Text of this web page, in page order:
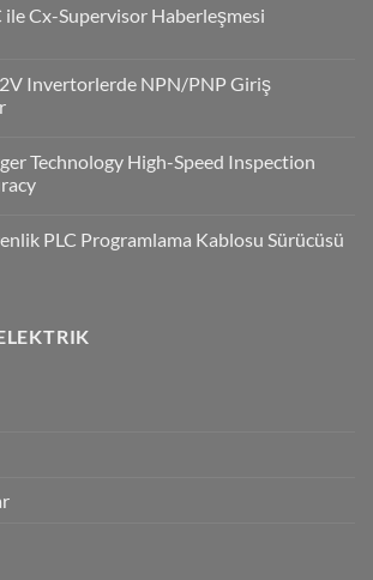
ile Cx-Supervisor Haberleşmesi
Invertorlerde NPN/PNP Giriş
Technology High-Speed Inspection
PLC Programlama Kablosu Sürücüsü